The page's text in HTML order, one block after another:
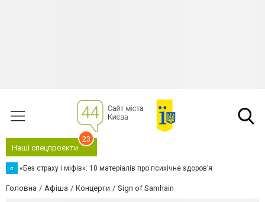
Наші спецпроєкти
23
« «Без страху і міфів»: 10 матеріалів про психічне здоров’я
Головна Афіша Концерти Sign of Samhain